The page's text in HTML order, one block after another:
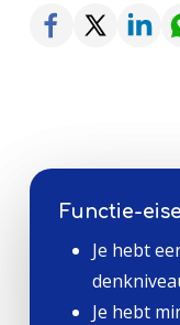
Functie-
Je hebt
Je hebt